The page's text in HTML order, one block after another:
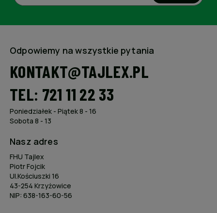
Odpowiemy na wszystkie pytania
KONTAKT@TAJLEX.PL
TEL: 721 11 22 33
Poniedziałek - Piątek 8 - 16
Sobota 8 - 13
Nasz adres
FHU Tajlex
Piotr Fojcik
Ul.Kościuszki 16
43-254 Krzyżowice
NIP: 638-163-60-56